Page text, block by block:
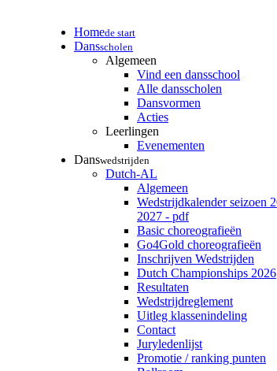
Homede start
Dansscholen
Algemeen
Vind een dansschool
Alle dansscholen
Dansvormen
Acties
Leerlingen
Evenementen
Danswedstrijden
Dutch-AL
Algemeen
Wedstrijdkalender seizoen
2027 - pdf
Basic choreografieën
Go4Gold choreografieën
Inschrijven Wedstrijden
Dutch Championships 2026
Resultaten
Wedstrijdreglement
Uitleg klassenindeling
Contact
Juryledenlijst
Promotie / ranking punten